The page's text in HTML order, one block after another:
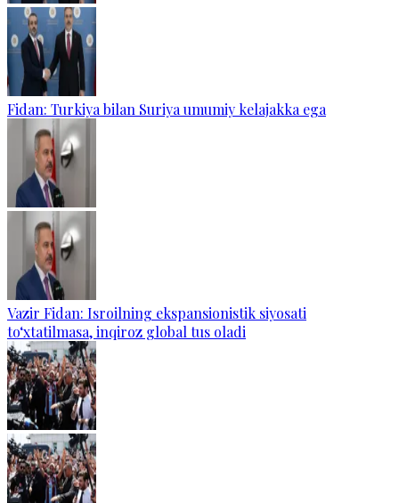
Fidan: Turkiya bilan Suriya umumiy kelajakka ega
Vazir Fidan: Isroilning ekspansionistik siyosati
to‘xtatilmasa, inqiroz global tus oladi